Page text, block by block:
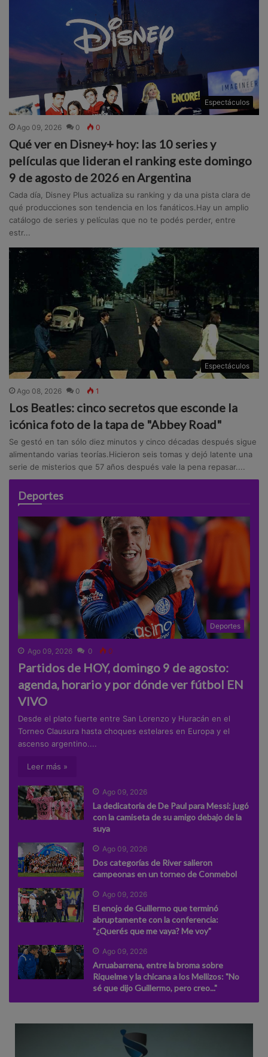
Espectáculos
Ago 09, 2026 0 0
Qué ver en Disney+ hoy: las 10 series y
películas que lideran el ranking este domingo
9 de agosto de 2026 en Argentina
Cada día, Disney Plus actualiza su ranking y da una pista clara de
qué producciones son tendencia en los fanáticos.Hay un amplio
catálogo de series y películas que no te podés perder, entre
estr...
Espectáculos
Ago 08, 2026 0 1
Los Beatles: cinco secretos que esconde la
icónica foto de la tapa de "Abbey Road"
Se gestó en tan sólo diez minutos y cinco décadas después sigue
alimentando varias teorías.Hicieron seis tomas y dejó latente una
serie de misterios que 57 años después vale la pena repasar....
Deportes
Deportes
Ago 09, 2026 0 0
Partidos de HOY, domingo 9 de agosto:
agenda, horario y por dónde ver fútbol EN
VIVO
Desde el plato fuerte entre San Lorenzo y Huracán en el
Torneo Clausura hasta choques estelares en Europa y el
ascenso argentino....
Leer más »
Ago 09, 2026
La dedicatoria de De Paul para Messi: jugó
con la camiseta de su amigo debajo de la
suya
Ago 09, 2026
Dos categorías de River salieron
campeonas en un torneo de Conmebol
Ago 09, 2026
El enojo de Guillermo que terminó
abruptamente con la conferencia:
"¿Querés que me vaya? Me voy"
Ago 09, 2026
Arruabarrena, entre la broma sobre
Riquelme y la chicana a los Mellizos: "No
sé que dijo Guillermo, pero creo..."